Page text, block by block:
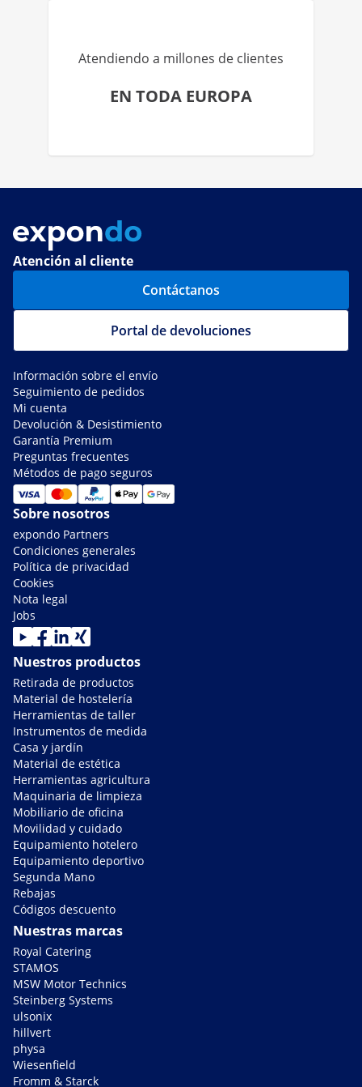
Atendiendo a millones de clientes
EN TODA EUROPA
Atención al cliente
Contáctanos
Portal de devoluciones
Información sobre el envío
Seguimiento de pedidos
Mi cuenta
Devolución & Desistimiento
Garantía Premium
Preguntas frecuentes
Métodos de pago seguros
Sobre nosotros
expondo Partners
Condiciones generales
Política de privacidad
Cookies
Nota legal
Jobs
Nuestros productos
Retirada de productos
Material de hostelería
Herramientas de taller
Instrumentos de medida
Casa y jardín
Material de estética
Herramientas agricultura
Maquinaria de limpieza
Mobiliario de oficina
Movilidad y cuidado
Equipamiento hotelero
Equipamiento deportivo
Segunda Mano
Rebajas
Códigos descuento
Nuestras marcas
Royal Catering
STAMOS
MSW Motor Technics
Steinberg Systems
ulsonix
hillvert
physa
Wiesenfield
Fromm & Starck